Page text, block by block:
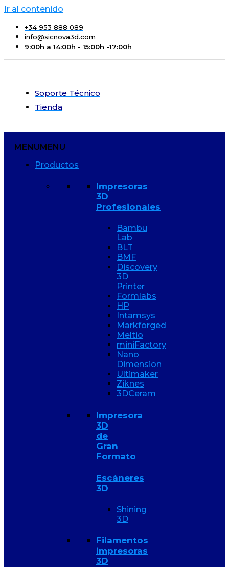
Ir al contenido
+34 953 888 089
info@sicnova3d.com
9:00h a 14:00h - 15:00h -17:00h
Soporte Técnico
Tienda
MENUMENU
Productos
Impresoras
3D
Profesionales
Bambu
Lab
BLT
BMF
Discovery
3D
Printer
Formlabs
HP
Intamsys
Markforged
Meltio
miniFactory
Nano
Dimension
Ultimaker
Ziknes
3DCeram
Impresora
3D
de
Gran
Formato
Escáneres
3D
Shining
3D
Filamentos
impresoras
3D